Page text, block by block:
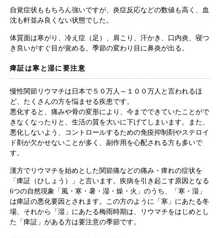
自覚症状ももちろん強いですが、炎症反応などの数値も高く、血
沈も軒並み良くない状態でした。
体質面は寒がり、冷え症（足）、肩こり、汗かき、口内炎、寝つ
き良いがすぐ目が覚める、季節の変わり目に鼻炎が出る。
痺証は寒と湿に要注意
慢性関節リウマチは日本で５０万人～１００万人と言われるほ
ど、たくさんの方を悩ませる疾患です。
悪化すると、痛みや骨の変形により、今までできていたことがで
きなくなったりと、生活の質を大いに下げてしまいます。また、
悪化しないよう、コントロールするための免疫抑制剤やステロイ
ド剤が欠かせないことが多く、副作用を心配される方も多いで
す。
漢方でリウマチを始めとした関節痛などの痛み・痺れの症状を
「痺証（ひしょう）」と言います。疾病を引き起こす原因となる
6つの自然現象「風・寒・暑・湿・燥・火」のうち、「寒・湿」
は痺証の悪化要因とされます。この方のように「寒」にあたる冬
場、それから「湿」にあたる梅雨時期は、リウマチをはじめとし
た「痺証」がある方は要注意の季節です。